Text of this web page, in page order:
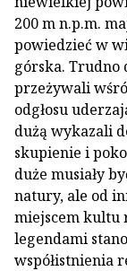
200 m n.p.m.
powiedzieć w
górska. Trudno
przeżywali
odgłosu
dużą wykazali
skupienie i
duże musiały
natury, ale od
miejscem kultu
legendami
współistnienia